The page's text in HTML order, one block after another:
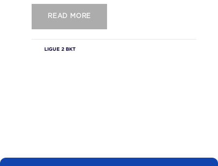
READ MORE
LIGUE 2 BKT